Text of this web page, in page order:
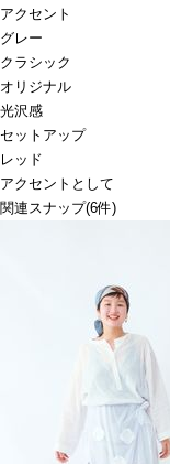
アクセント
グレー
クラシック
オリジナル
光沢感
セットアップ
レッド
アクセントとして
関連スナップ(6件)